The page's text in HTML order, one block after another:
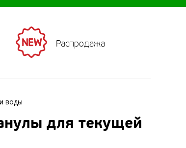
Распродажа
воды
для текущей